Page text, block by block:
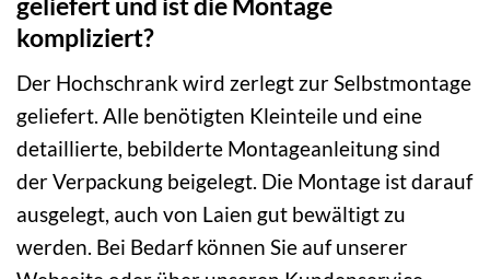
kompliziert?
Der Hochschrank wird zerlegt zur Selbstmontage
geliefert. Alle benötigten Kleinteile und eine
detaillierte, bebilderte Montageanleitung sind
der Verpackung beigelegt. Die Montage ist darauf
ausgelegt, auch von Laien gut bewältigt zu
werden. Bei Bedarf können Sie auf unserer